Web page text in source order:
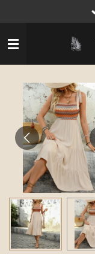
Hauptinhalt
springen